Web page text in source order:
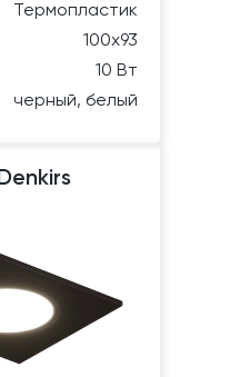
Термопластик
100х93
10 Вт
черный, белый